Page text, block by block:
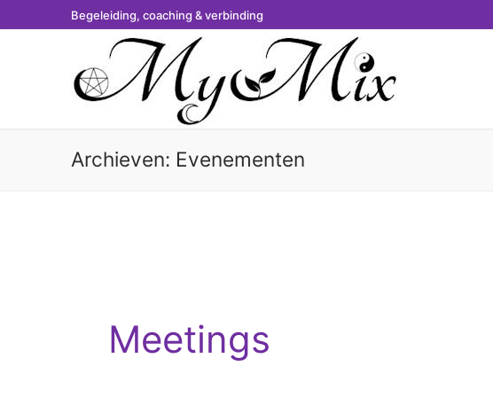
naar
Begeleiding, coaching & verbinding
Archieven: Evenementen
Meetings